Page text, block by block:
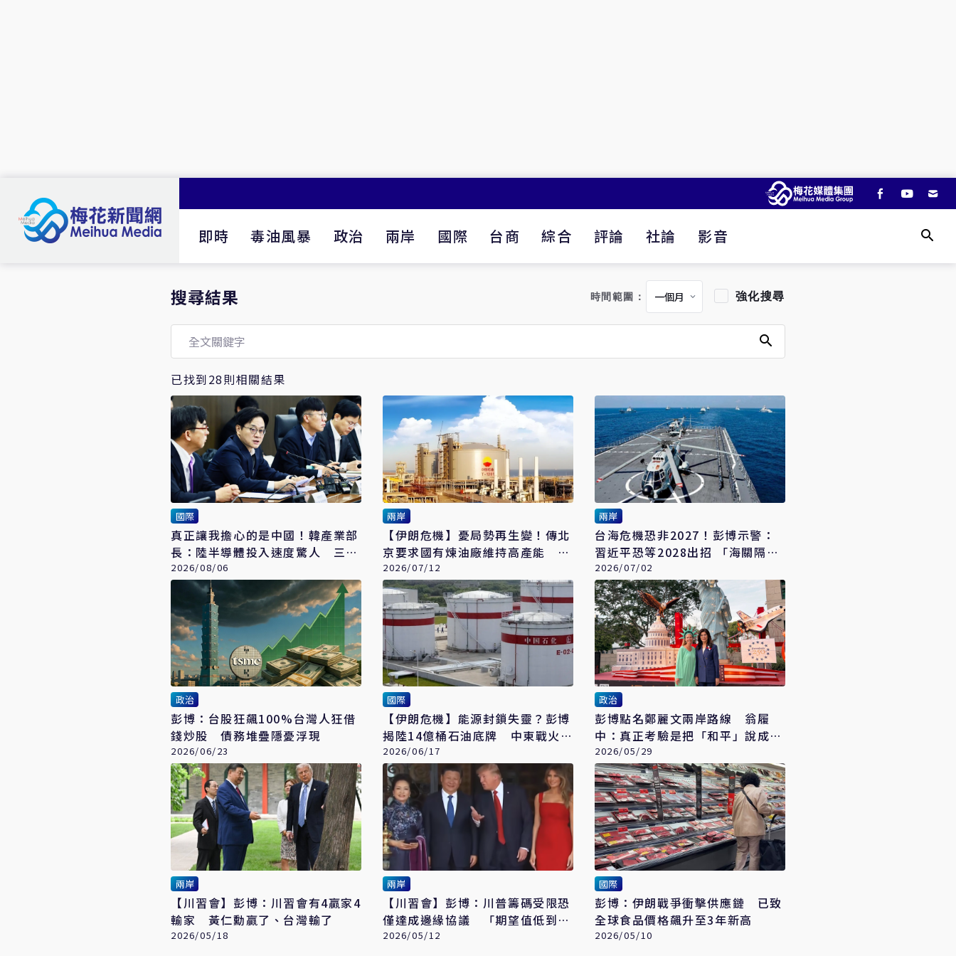
即時 毒油風暴 政治 兩岸 國際 台商 綜合 評論 社論 影音
搜尋結果 時間範圍： 強化搜尋
已找到28則相關結果
國際
真正讓我擔心的是中國！韓產業部
長：陸半導體投入速度驚人 三
星、SK海力士恐失領先優勢
2026/08/06
兩岸
【伊朗危機】憂局勢再生變！傳北
京要求國有煉油廠維持高產能 預
防原油供應中斷
2026/07/12
兩岸
台海危機恐非2027！彭博示警：
習近平恐等2028出招 「海關隔
離」比攻台更難應付
2026/07/02
政治
彭博：台股狂飆100%台灣人狂借
錢炒股 債務堆疊隱憂浮現
2026/06/23
國際
【伊朗危機】能源封鎖失靈？彭博
揭陸14億桶石油底牌 中東戰火下
仍穩住經濟
2026/06/17
政治
彭博點名鄭麗文兩岸路線 翁履
中：真正考驗是把「和平」說成美
國的可信戰略
2026/05/29
兩岸
【川習會】彭博：川習會有4贏家4
輸家 黃仁勳贏了、台灣輸了
2026/05/18
兩岸
【川習會】彭博：川普籌碼受限恐
僅達成邊緣協議 「期望值低到不
能再低」
2026/05/12
國際
彭博：伊朗戰爭衝擊供應鏈 已致
全球食品價格飆升至3年新高
2026/05/10